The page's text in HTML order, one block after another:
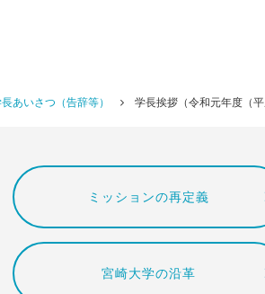
あいさつ（告辞等） 学長挨拶（令和元年度（平
ミッションの再定義
宮崎大学の沿革